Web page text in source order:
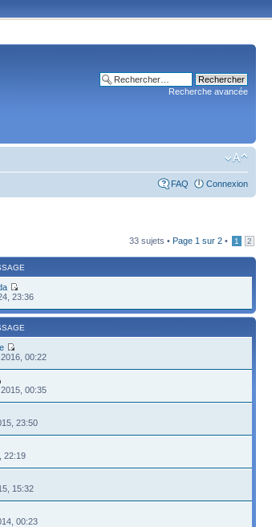
Recherche avancée
FAQ Connexion
33 sujets • Page 1 sur 2 • 1 2
23:36
00:22
00:35
23:50
22:19
15:32
00:23